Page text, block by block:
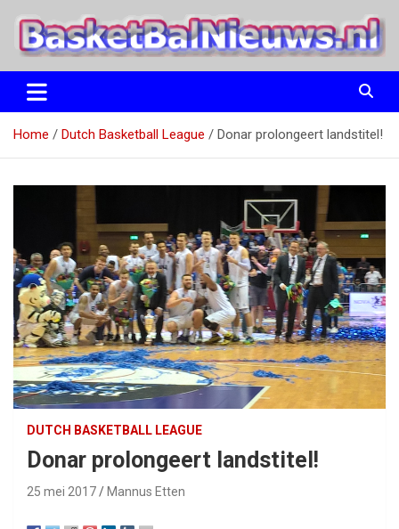
naar
BasketBalNieuws.nl
Etten
Home Dutch Basketball League Donar prolongeert landstitel!
DUTCH BASKETBALL LEAGUE
Donar prolongeert landstitel!
25 mei 2017 Mannus Etten